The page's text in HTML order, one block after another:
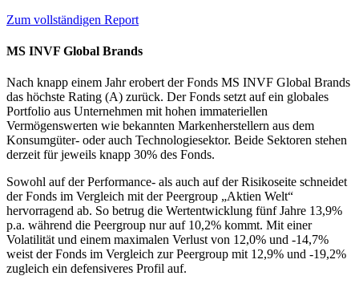
Zum vollständigen Report
MS INVF Global Brands
Nach knapp einem Jahr erobert der Fonds MS INVF Global Brands
das höchste Rating (A) zurück. Der Fonds setzt auf ein globales
Portfolio aus Unternehmen mit hohen immateriellen
Vermögenswerten wie bekannten Markenherstellern aus dem
Konsumgüter- oder auch Technologiesektor. Beide Sektoren stehen
derzeit für jeweils knapp 30% des Fonds.
Sowohl auf der Performance- als auch auf der Risikoseite schneidet
der Fonds im Vergleich mit der Peergroup „Aktien Welt“
hervorragend ab. So betrug die Wertentwicklung fünf Jahre 13,9%
p.a. während die Peergroup nur auf 10,2% kommt. Mit einer
Volatilität und einem maximalen Verlust von 12,0% und -14,7%
weist der Fonds im Vergleich zur Peergroup mit 12,9% und -19,2%
zugleich ein defensiveres Profil auf.